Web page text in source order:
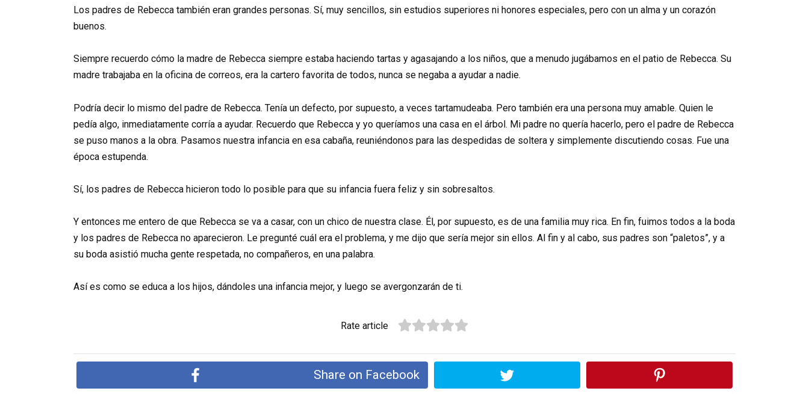
Los padres de Rebecca también eran grandes personas. Sí, muy sencillos, sin estudios superiores ni honores especiales, pero con un alma y un corazón
buenos.
Siempre recuerdo cómo la madre de Rebecca siempre estaba haciendo tartas y agasajando a los niños, que a menudo jugábamos en el patio de Rebecca. Su
madre trabajaba en la oficina de correos, era la cartero favorita de todos, nunca se negaba a ayudar a nadie.
Podría decir lo mismo del padre de Rebecca. Tenía un defecto, por supuesto, a veces tartamudeaba. Pero también era una persona muy amable. Quien le
pedía algo, inmediatamente corría a ayudar. Recuerdo que Rebecca y yo queríamos una casa en el árbol. Mi padre no quería hacerlo, pero el padre de Rebecca
se puso manos a la obra. Pasamos nuestra infancia en esa cabaña, reuniéndonos para las despedidas de soltera y simplemente discutiendo cosas. Fue una
época estupenda.
Sí, los padres de Rebecca hicieron todo lo posible para que su infancia fuera feliz y sin sobresaltos.
Y entonces me entero de que Rebecca se va a casar, con un chico de nuestra clase. Él, por supuesto, es de una familia muy rica. En fin, fuimos todos a la boda
y los padres de Rebecca no aparecieron. Le pregunté cuál era el problema, y me dijo que sería mejor sin ellos. Al fin y al cabo, sus padres son “paletos”, y a
su boda asistió mucha gente respetada, no compañeros, en una palabra.
Así es como se educa a los hijos, dándoles una infancia mejor, y luego se avergonzarán de ti.
Rate article
Share on Facebook